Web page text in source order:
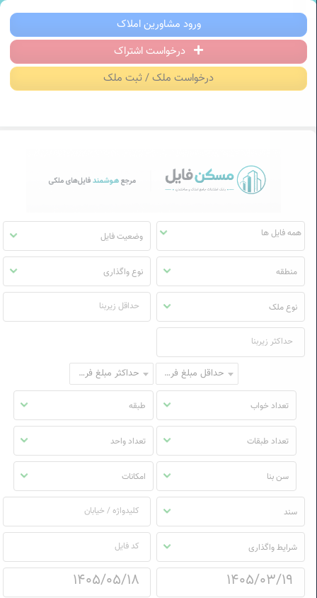
مسکن فایل | خرید، فروش، رهن و اجاره
ورود مشاورین املاک
درخواست اشتراک
درخواست ملک / ثبت ملک
مسکن
فایل
وضعیت فایل
منطقه نوع واگذاری
نوع ملک
حداقل مبلغ فروش حداکثر مبلغ فروش
تعداد خواب طبقه
تعداد طبقات تعداد واحد
سن بنا امکانات
سند
شرایط واگذاری